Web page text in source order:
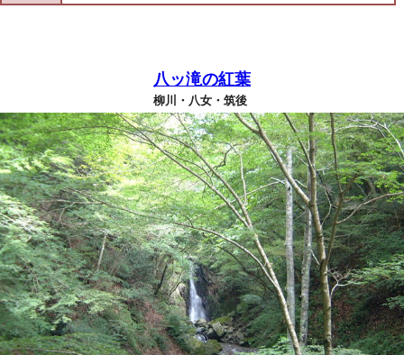
八ッ滝の紅葉
柳川・八女・筑後